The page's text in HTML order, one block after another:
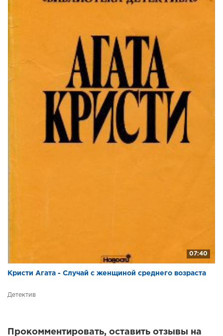
07:40
Кристи Агата - Случай с женщиной среднего возраста
Детектив
Прокомментировать, оставить отзывы на